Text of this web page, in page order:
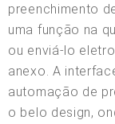
preenchimento
uma função na
ou enviá-lo
anexo. A
automação de
o belo design,